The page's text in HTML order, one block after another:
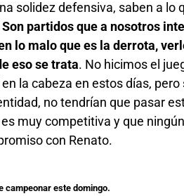
solidez defensiva, saben a lo
Son partidos que a nosotros
lo malo que es la derrota,
eso se trata. No hicimos el
la cabeza en estos días, pero
no tendrían que pasar
muy competitiva y que
con Renato.
campeonar este domingo.